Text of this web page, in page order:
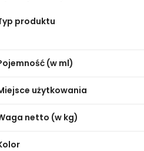
produktu
(w ml)
użytkowania
netto (w kg)